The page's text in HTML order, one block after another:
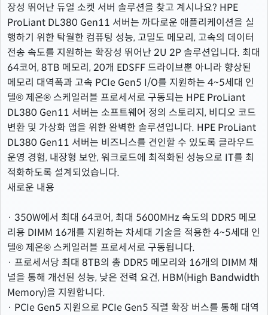
장성 뛰어난 듀얼 소켓 서버 솔루션을 찾고 계시나요? HPE
ProLiant DL380 Gen11 서버는 까다로운 애플리케이션을 실
행하기 위한 탁월한 컴퓨팅 성능, 고밀도 메모리, 고속의 데이터
전송 속도를 지원하는 확장성 뛰어난 2U 2P 솔루션입니다. 최대
64코어, 8TB 메모리, 20개 EDSFF 드라이브뿐 아니라 향상된
메모리 대역폭과 고속 PCIe Gen5 I/O를 지원하는 4~5세대 인
텔® 제온® 스케일러블 프로세서로 구동되는 HPE ProLiant
DL380 Gen11 서버는 소프트웨어 정의 스토리지, 비디오 코드
변환 및 가상화 앱을 위한 완벽한 솔루션입니다. HPE ProLiant
DL380 Gen11 서버는 비즈니스를 견인할 수 있도록 클라우드
운영 경험, 내장형 보안, 워크로드에 최적화된 성능으로 IT를 최
적화하도록 설계되었습니다.
새로운 내용
· 350W에서 최대 64코어, 최대 5600MHz 속도의 DDR5 메모
리용 DIMM 16개를 지원하는 차세대 기술을 적용한 4~5세대 인
텔® 제온® 스케일러블 프로세서로 구동됩니다.
· 프로세서당 최대 8TB의 총 DDR5 메모리와 16개의 DIMM 채
널을 통해 개선된 성능, 낮은 전력 요건, HBM(High Bandwidth
Memory)을 지원합니다.
· PCIe Gen5 지원으로 PCIe Gen5 직렬 확장 버스를 통해 대역